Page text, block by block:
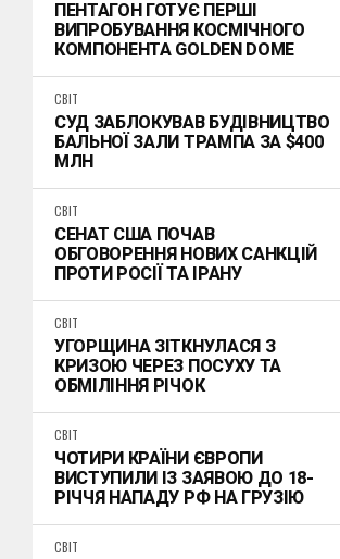
ПЕНТАГОН ГОТУЄ ПЕРШІ
ВИПРОБУВАННЯ КОСМІЧНОГО
КОМПОНЕНТА GOLDEN DOME
СВІТ
СУД ЗАБЛОКУВАВ БУДІВНИЦТВО
БАЛЬНОЇ ЗАЛИ ТРАМПА ЗА $400
МЛН
СВІТ
СЕНАТ США ПОЧАВ
ОБГОВОРЕННЯ НОВИХ САНКЦІЙ
ПРОТИ РОСІЇ ТА ІРАНУ
СВІТ
УГОРЩИНА ЗІТКНУЛАСЯ З
КРИЗОЮ ЧЕРЕЗ ПОСУХУ ТА
ОБМІЛІННЯ РІЧОК
СВІТ
ЧОТИРИ КРАЇНИ ЄВРОПИ
ВИСТУПИЛИ ІЗ ЗАЯВОЮ ДО 18-
РІЧЧЯ НАПАДУ РФ НА ГРУЗІЮ
СВІТ